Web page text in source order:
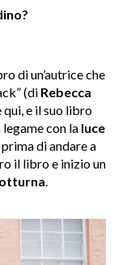
di un’autrice che
(di Rebecca
qui, e il suo libro
con la luce
di andare a
il libro e inizio un